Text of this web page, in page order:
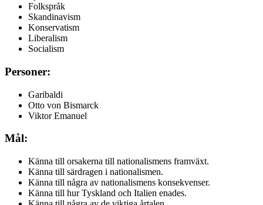
Folkspråk
Skandinavism
Konservatism
Liberalism
Socialism
Personer:
Garibaldi
Otto von Bismarck
Viktor Emanuel
Mål:
Känna till orsakerna till nationalismens framväxt.
Känna till särdragen i nationalismen.
Känna till några av nationalismens konsekvenser.
Känna till hur Tyskland och Italien enades.